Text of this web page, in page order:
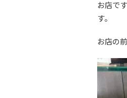
お店で
す。
お店の